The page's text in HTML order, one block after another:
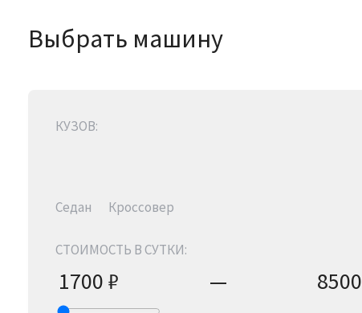
Выбрать машину
КУЗОВ:
Седан Кроссовер
СТОИМОСТЬ В СУТКИ:
1700₽ — 8500